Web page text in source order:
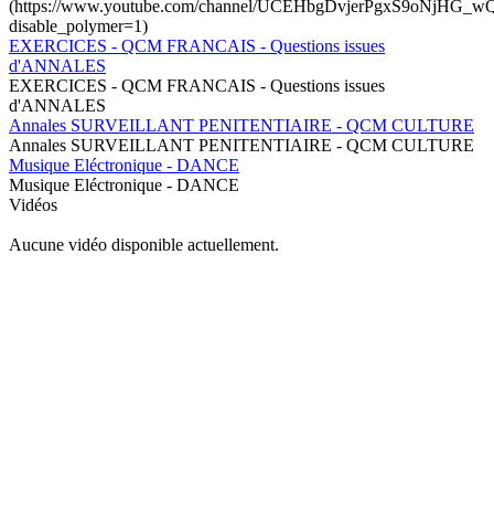
(https://www.youtube.com/channel/
disable_polymer=1)
EXERCICES - QCM FRANCAIS - Questions issues
d'ANNALES
EXERCICES - QCM FRANCAIS - Questions issues
d'ANNALES
Annales SURVEILLANT PENITENTIAIRE - QCM CULTURE
Annales SURVEILLANT PENITENTIAIRE - QCM CULTURE
Musique Eléctronique - DANCE
Musique Eléctronique - DANCE
Vidéos
Aucune vidéo disponible actuellement.